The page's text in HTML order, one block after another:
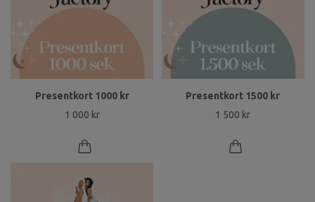
Presentkort 1000 kr
1 000 kr
Presentkort 1500 kr
1 500 kr